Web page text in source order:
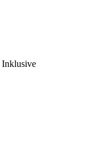
Inklusive